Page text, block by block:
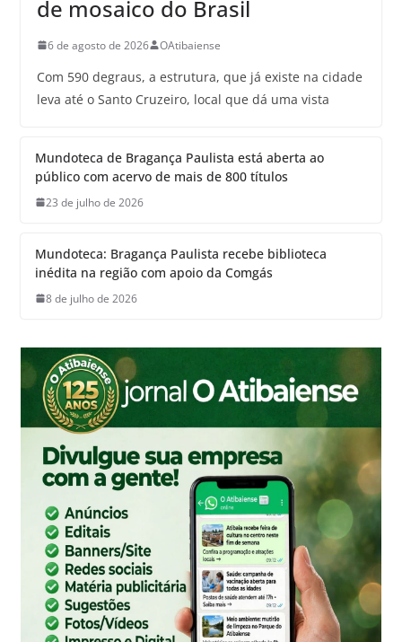
de mosaico do Brasil
6 de agosto de 2026 OAtibaiense
Com 590 degraus, a estrutura, que já existe na cidade
leva até o Santo Cruzeiro, local que dá uma vista
Mundoteca de Bragança Paulista está aberta ao
público com acervo de mais de 800 títulos
23 de julho de 2026
Mundoteca: Bragança Paulista recebe biblioteca
inédita na região com apoio da Comgás
8 de julho de 2026